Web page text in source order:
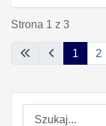
Szukaj
Strona 1 z 3
1 2